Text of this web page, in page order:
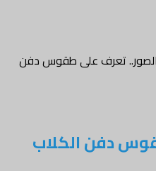
على طقوس دفن
الكلاب